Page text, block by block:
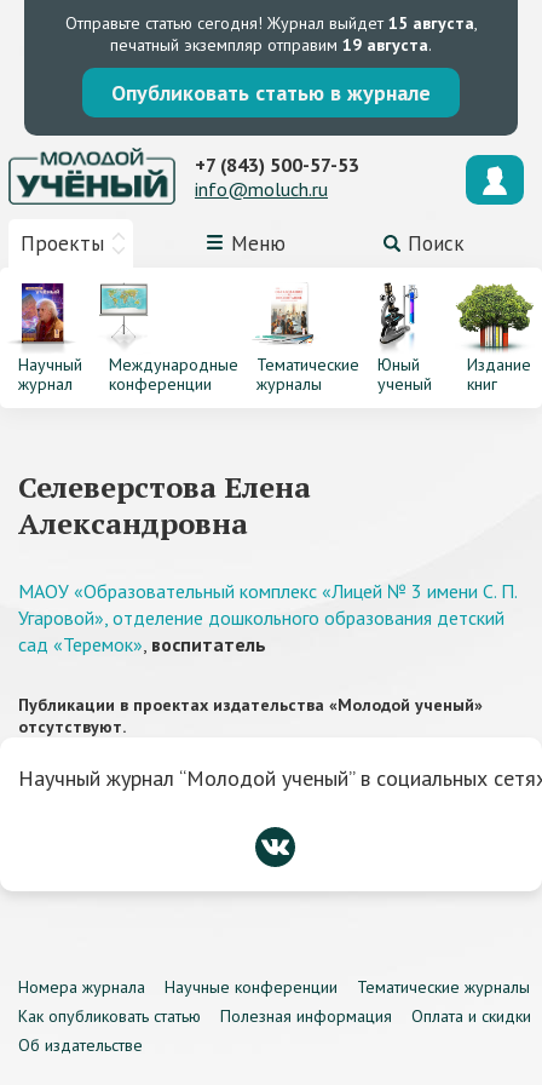
Отправьте статью сегодня! Журнал выйдет15 августа,
печатный экземпляр отправим 19 августа.
Опубликовать статью в журнале
Проекты Меню Поиск
+7 (843) 500-57-53
info@moluch.ru
Научный
журнал
Международные
конференции
Тематические
журналы
Юный
ученый
Издание
книг
Селеверстова Елена
Александровна
МАОУ «Образовательный комплекс «Лицей № 3 имени С. П.
Угаровой», отделение дошкольного образования детский
сад «Теремок», воспитатель
Публикации в проектах издательства «Молодой ученый»
отсутствуют.
Научный журнал “Молодой ученый” в социальных
Номера журнала Научные конференции
Тематические журналы
Как опубликовать статью
Полезная информация
Оплата и скидки
Об издательстве